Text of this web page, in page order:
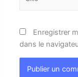
Enregistrer
dans le